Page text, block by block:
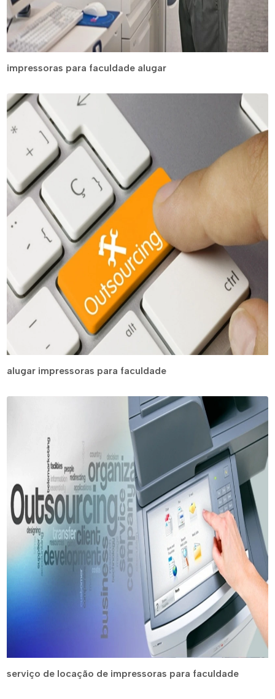
impressoras para faculdade alugar
alugar impressoras para faculdade
serviço de locação de impressoras para faculdade